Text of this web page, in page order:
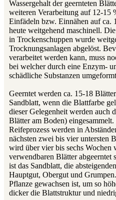
Wassergehalt der geernteten
weiteren Verarbeitung auf 12-15
Einfädeln bzw. Einnähen auf ca.
heute weitgehend maschinell.
in Trockenschuppen wurde
Trocknungsanlagen abgelöst.
verarbeitet werden kann, muss
bei welcher durch eine Enzym-
schädliche Substanzen
Geerntet werden ca. 15-18
Sandblatt, wenn die Blattfarbe
dieser Gelegenheit werden auch
Blätter am Boden)
Reifeprozess werden in
nächsten zwei bis vier untersten
wird über vier bis sechs Wochen
verwendbaren Blätter
ist das Sandblatt, die
Hauptgut, Obergut und
Pflanze gewachsen ist, um so
dicker die Blattstruktur und